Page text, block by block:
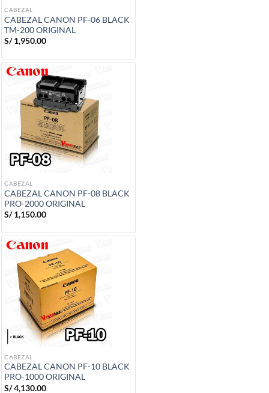
CABEZAL
CABEZAL CANON PF-06 BLACK
TM-200 ORIGINAL
S/1,950.00
CABEZAL
CABEZAL CANON PF-08 BLACK
PRO-2000 ORIGINAL
S/1,150.00
CABEZAL
CABEZAL CANON PF-10 BLACK
PRO-1000 ORIGINAL
S/4,130.00